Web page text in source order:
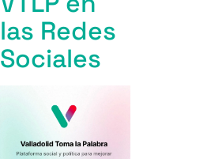
las Redes
Sociales